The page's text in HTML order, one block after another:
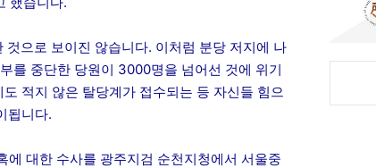
으로 보이진 않습니다. 이처럼 분당 저지에 나
를 중단한 당원이 3000명을 넘어선 것에 위기
적지 않은 탈당계가 접수되는 등 자신들 힘으
됩니다.
대한 수사를 광주지검 순천지청에서 서울중